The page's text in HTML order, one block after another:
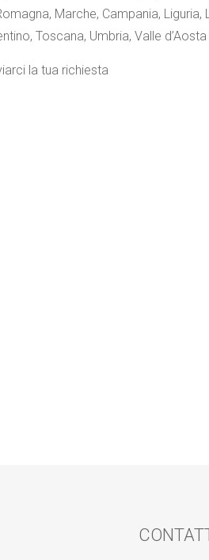
Marche, Campania,
Toscana, Umbria, Valle
la tua richiesta